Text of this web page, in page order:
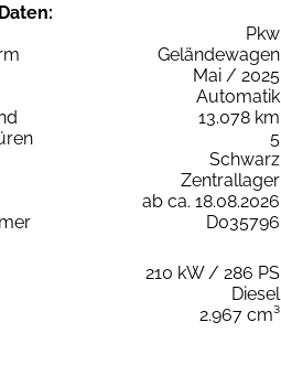
Pkw
Geländewagen
Mai / 2025
Automatik
13.078 km
5
Schwarz
Zentrallager
ab ca. 18.08.2026
D035796
210 kW / 286 PS
Diesel
2.967 cm³